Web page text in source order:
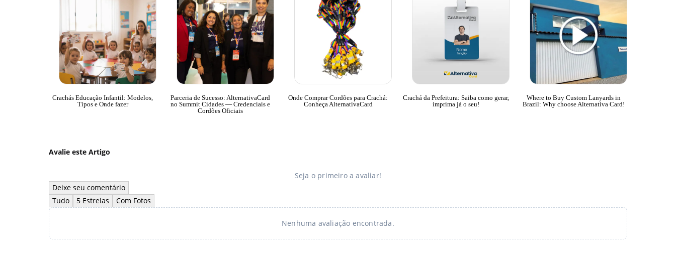
Crachás Educação Infantil: Modelos,
Tipos e Onde fazer
Parceria de Sucesso: AlternativaCard
no Summit Cidades — Credenciais e
Cordões Oficiais
Onde Comprar Cordões para Crachá:
Conheça AlternativaCard
Crachá da Prefeitura: Saiba como gerar,
imprima já o seu!
Where to Buy Custom Lanyards in
Brazil: Why choose Alternativa Card!
Avalie este Artigo
Seja o primeiro a avaliar!
Deixe seu comentário
Tudo
5 Estrelas Com Fotos
Nenhuma avaliação encontrada.